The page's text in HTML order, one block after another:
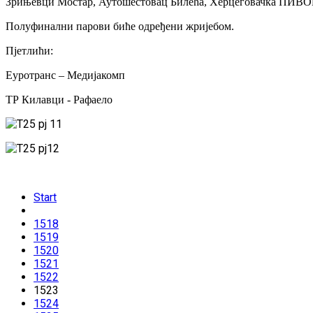
Полуфинални парови биће одређени жријебом.
Пјетлићи:
Еуротранс – Медијакомп
ТР Килавци - Рафаело
Start
1518
1519
1520
1521
1522
1523
1524